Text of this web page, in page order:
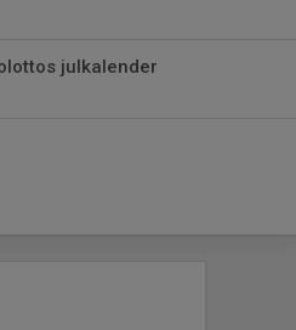
julkalender